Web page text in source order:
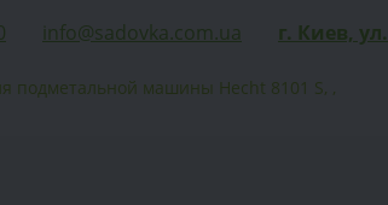
info@sadovka.com.ua г. Киев,
подметальной машины Hecht 8101 S, ,